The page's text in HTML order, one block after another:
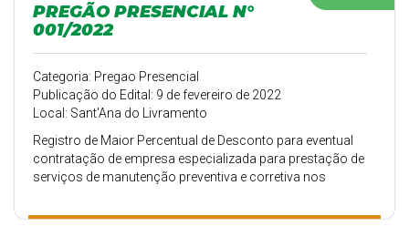
PREGÃO PRESENCIAL N°
001/2022
Categoria: Pregao Presencial
Publicação do Edital: 9 de fevereiro de 2022
Local: Sant'Ana do Livramento
Registro de Maior Percentual de Desconto para eventual
contratação de empresa especializada para prestação de
serviços de manutenção preventiva e corretiva nos
ambulância e também no fornecimento de peças de